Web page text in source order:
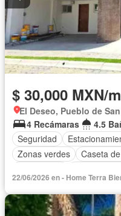
$ 30,000 MXN/
El Deseo, Pueblo de
4 Recámaras
4.5
Seguridad
Zonas verdes
Caseta
Permite niños
Permite
22/06/2026 en - Home Terra